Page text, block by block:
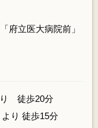
立医大病院前」
り 徒歩20分
り 徒歩15分